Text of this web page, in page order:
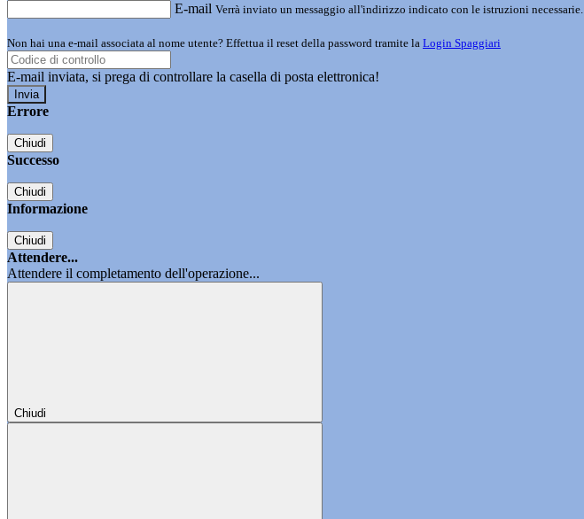
E-mail Verrà inviato un messaggio all'indirizzo indicato con le istruzioni necessarie.
Non hai una e-mail associata al nome utente? Effettua il reset della password tramite la Login Spaggiari
E-mail inviata, si prega di controllare la casella di posta elettronica!
Errore
Chiudi
Successo
Chiudi
Informazione
Chiudi
Attendere...
Attendere il completamento dell'operazione...
Chiudi